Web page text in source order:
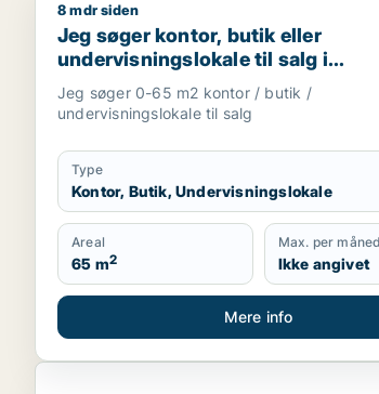
Jeg søger kontor, butik eller
8 mdr siden
Jeg søger kontor, butik eller
undervisningslokale til salg i
Storkøbenhavn, Nordsjælland eller
m.fl.
Jeg søger 0-65 m2 kontor / butik /
undervisningslokale til salg
Type
Kontor, Butik, Undervisningslokale
Areal
65 m2
Max. per måned
Ikke angivet
Mere info